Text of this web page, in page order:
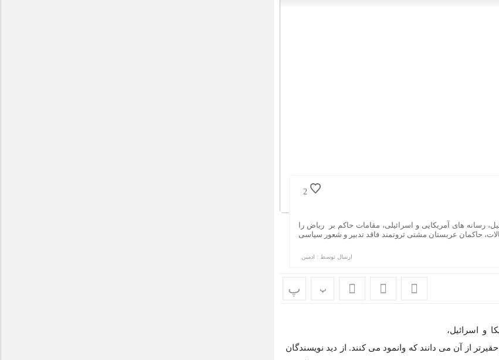
2
های آمریکایی و اسرائیلی، مقامات حاکم بر ریاض را
حاکمان عربستان مشتی ثروتمند فاقد تدبیر و شعور سیاسی
ارسال توسط : ادمین
پ پ
و اسرائیل،
از آن می دانند که وانمود می کنند. از دید نویسندگان